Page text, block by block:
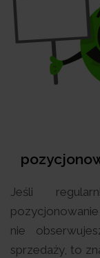
Jeśli
nie
sprzedaży, to